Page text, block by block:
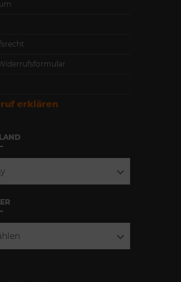
erklären